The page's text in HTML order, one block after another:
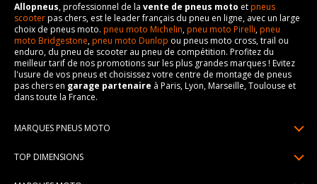
Allopneus, professionnel de la vente de pneus moto etpneus
scooterpas chers, est le leader français du pneu en ligne, avec un large
choix de pneus moto. pneu moto Michelin,pneu moto Pirelli,pneu
moto Bridgestone,pneu moto Dunlop ou pneus moto cross, trail ou
enduro, du pneu de scooter au pneu de compétition. Profitez du
meilleur tarif de nos promotions sur les plus grandes marques ! Evitez
l'usure de vos pneus et choisissez votre centre de montage de pneus
pas chers en garage partenaire à Paris, Lyon, Marseille, Toulouse et
dans toute la France.
MARQUES PNEUS MOTO
TOP DIMENSIONS